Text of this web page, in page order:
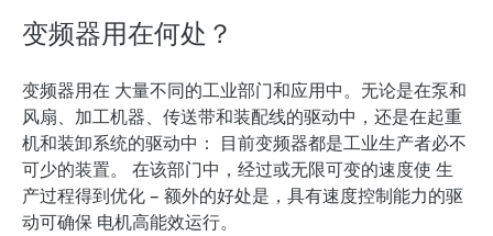
变频器用在何处？
变频器用在 大量不同的工业部门和应用中。无论是在泵和
风扇、加工机器、传送带和装配线的驱动中，还是在起重
机和装卸系统的驱动中： 目前变频器都是工业生产者必不
可少的装置。
在该部门中，经过或无限可变的速度使 生
产过程得到优化– 额外的好处是，具有速度控制能力的驱
动可确保 电机高能效运行。